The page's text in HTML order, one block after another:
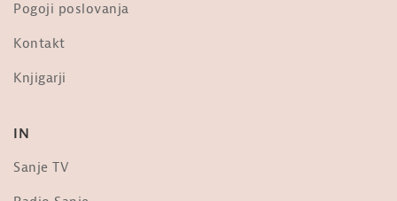
Pogoji poslovanja
Kontakt
Knjigarji
IN
Sanje TV